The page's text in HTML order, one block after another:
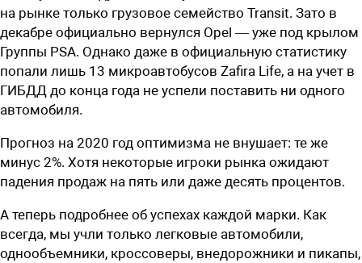
на рынке только грузовое семейство Transit. Зато в
декабре официально вернулся Opel — уже под крылом
Группы PSA. Однако даже в официальную статистику
попали лишь 13 микроавтобусов Zafira Life, а на учет в
ГИБДД до конца года не успели поставить ни одного
автомобиля.
Прогноз на 2020 год оптимизма не внушает: те же
минус 2%. Хотя некоторые игроки рынка ожидают
падения продаж на пять или даже десять процентов.
А теперь подробнее об успехах каждой марки. Как
всегда, мы учли только легковые автомобили,
однообъемники, кроссоверы, внедорожники и пикапы,